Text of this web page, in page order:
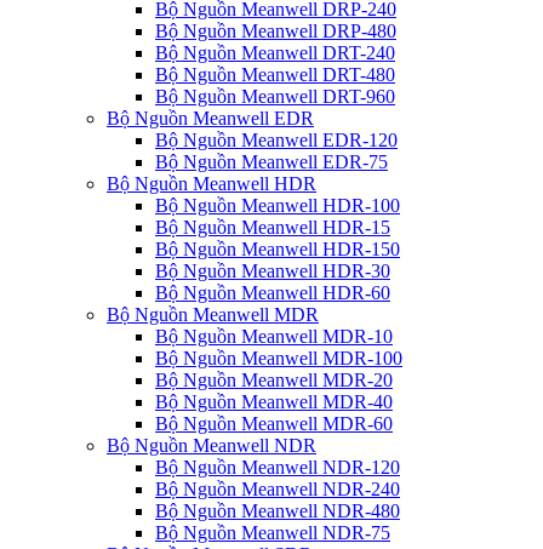
Bộ Nguồn Meanwell DRP-240
Bộ Nguồn Meanwell DRP-480
Bộ Nguồn Meanwell DRT-240
Bộ Nguồn Meanwell DRT-480
Bộ Nguồn Meanwell DRT-960
Bộ Nguồn Meanwell EDR
Bộ Nguồn Meanwell EDR-120
Bộ Nguồn Meanwell EDR-75
Bộ Nguồn Meanwell HDR
Bộ Nguồn Meanwell HDR-100
Bộ Nguồn Meanwell HDR-15
Bộ Nguồn Meanwell HDR-150
Bộ Nguồn Meanwell HDR-30
Bộ Nguồn Meanwell HDR-60
Bộ Nguồn Meanwell MDR
Bộ Nguồn Meanwell MDR-10
Bộ Nguồn Meanwell MDR-100
Bộ Nguồn Meanwell MDR-20
Bộ Nguồn Meanwell MDR-40
Bộ Nguồn Meanwell MDR-60
Bộ Nguồn Meanwell NDR
Bộ Nguồn Meanwell NDR-120
Bộ Nguồn Meanwell NDR-240
Bộ Nguồn Meanwell NDR-480
Bộ Nguồn Meanwell NDR-75